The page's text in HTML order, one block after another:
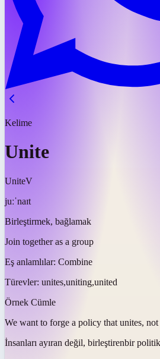
Kelime
Unite
UniteV
juːˈnaɪt
Birleştirmek, bağlamak
Join together as a group
Eş anlamlılar: Combine
Türevler: unites,uniting,united
Örnek Cümle
We want to forge a policy that unites,
İnsanları ayıran değil, birleştirenbir